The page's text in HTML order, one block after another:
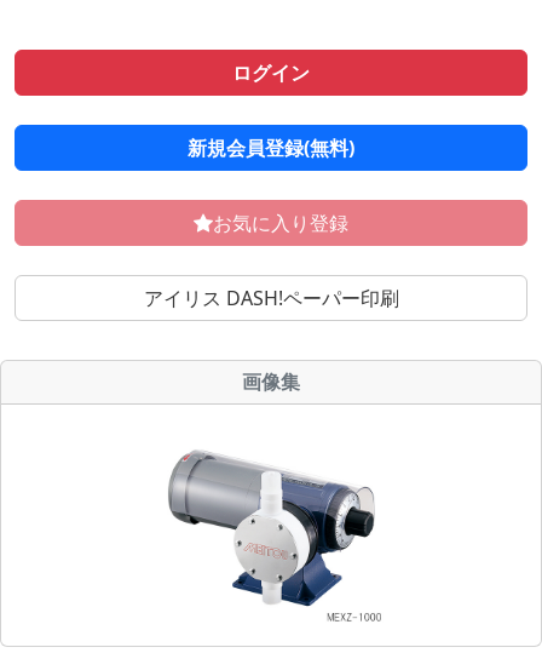
ログイン
新規会員登録(無料)
お気に入り登録
アイリス DASH!ペーパー印刷
画像集